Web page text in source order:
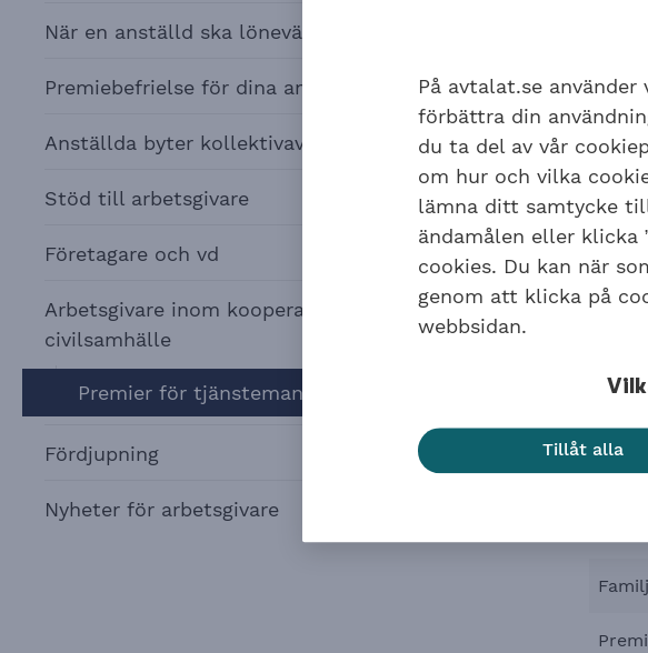
(TGL)
*
till
När en anställd ska löneväxla
Premiebefrielse för dina anställda
Anställda byter kollektivavtal
Stöd till arbetsgivare
Företagare och vd
Arbetsgivare inom kooperation och
civilsamhälle
Premier för tjänsteman – KTP 2
Fördjupning
Nyheter för arbetsgivare
På avtalat.se
förbättra din
du ta del av vår
om hur och vilka
lämna ditt samtycke
ändamålen eller klicka
cookies. Du kan när
genom att klicka på
webbsidan.
Tillåt alla